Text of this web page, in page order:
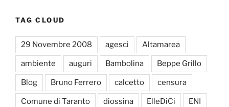
TAG CLOUD
29 Novembre 2008 agesci Altamarea
ambiente auguri Bambolina Beppe Grillo
Blog Bruno Ferrero calcetto censura
Comune di Taranto diossina ElleDiCi ENI